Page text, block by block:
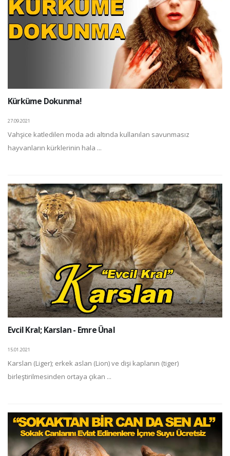
Kürküme Dokunma!
27.09.2021
Vahşice katledilen moda adı altında kullanılan savunmasız
hayvanların kürklerinin hala ...
Evcil Kral; Karslan - Emre Ünal
15.01.2021
Karslan (Liger); erkek aslan (Lion) ve dişi kaplanın (tiger)
birleştirilmesinden ortaya çıkan ...